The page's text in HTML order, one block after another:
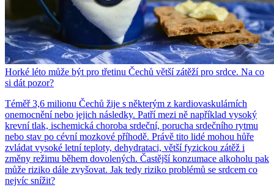
Horké léto může být pro třetinu Čechů větší zátěží pro srdce. Na co
si dát pozor?
Téměř 3,6 milionu Čechů žije s některým z kardiovaskulárních
onemocnění nebo jejich následky. Patří mezi ně například vysoký
krevní tlak, ischemická choroba srdeční, porucha srdečního rytmu
nebo stav po cévní mozkové příhodě. Právě tito lidé mohou hůře
zvládat vysoké letní teploty, dehydrataci, větší fyzickou zátěž i
změny režimu během dovolených. Častější konzumace alkoholu pak
může riziko dále zvyšovat. Jak tedy riziko problémů se srdcem co
nejvíc snížit?